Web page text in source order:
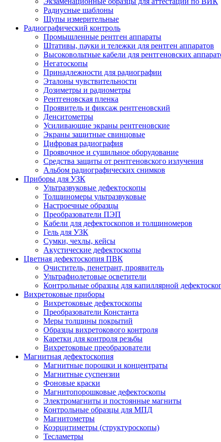
Радиусные шаблоны
Щупы измерительные
Радиографический контроль
Промышленные рентген аппараты
Штативы, пауки и тележки для рентген аппаратов
Высоковольтные кабели для рентгеновских
Негатоскопы
Принадлежности для радиографии
Эталоны чувствительности
Дозиметры и радиометры
Рентгеновская пленка
Проявитель и фиксаж рентгеновский
Денситометры
Усиливающие экраны рентгеновские
Экраны защитные свинцовые
Цифровая радиография
Проявочное и сушильное оборудование
Средства защиты от рентгеновского излучения
Альбом радиографических снимков
Приборы для УЗК
Ультразвуковые дефектоскопы
Толщиномеры ультразвуковые
Настроечные образцы
Преобразователи ПЭП
Кабели для дефектоскопов и толщиномеров
Гель для УЗК
Сумки, чехлы, кейсы
Акустические дефектоскопы
Цветная дефектоскопия ПВК
Очиститель, пенетрант, проявитель
Ультрафиолетовые осветители
Контрольные образцы для капиллярной
Вихретоковые приборы
Вихретоковые дефектоскопы
Преобразователи Константа
Меры толщины покрытий
Образцы вихретокового контроля
Каретки для контроля резьбы
Вихретоковые преобразователи
Магнитная дефектоскопия
Магнитные порошки и концентраты
Магнитные суспензии
Фоновые краски
Магнитопорошковые дефектоскопы
Электромагниты и постоянные магниты
Контрольные образцы для МПД
Магнитометры
Коэрцитиметры (структуроскопы)
Тесламетры